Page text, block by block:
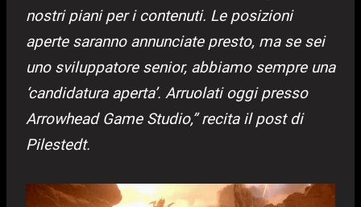
nostri piani per i contenuti. Le posizioni
aperte saranno annunciate presto, ma se sei
uno sviluppatore senior, abbiamo sempre una
‘candidatura aperta’. Arruolati oggi presso
Arrowhead Game Studio,” recita il post di
Pilestedt.